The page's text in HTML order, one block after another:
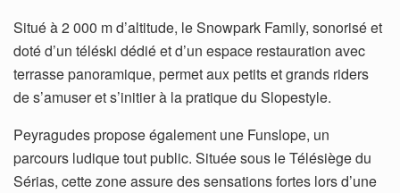
Situé à 2 000 m d’altitude, le Snowpark Family, sonorisé et
doté d’un téléski dédié et d’un espace restauration avec
terrasse panoramique, permet aux petits et grands riders
de s’amuser et s’initier à la pratique du Slopestyle.
Peyragudes propose également une Funslope, un
parcours ludique tout public. Située sous le Télésiège du
Sérias, cette zone assure des sensations fortes lors d’une